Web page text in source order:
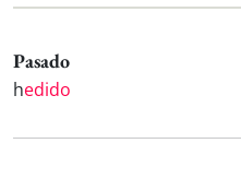
Pasado
hedido